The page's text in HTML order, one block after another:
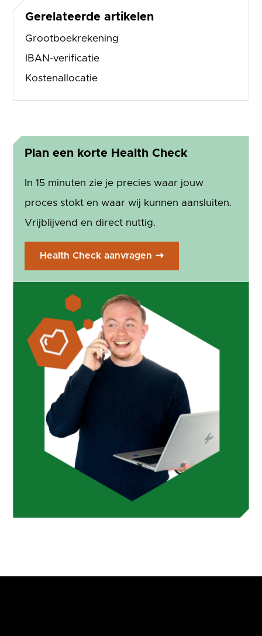
Gerelateerde artikelen
Grootboekrekening
IBAN-verificatie
Kostenallocatie
Plan een korte Health Check
In 15 minuten zie je precies waar jouw
proces stokt en waar wij kunnen aansluiten.
Vrijblijvend en direct nuttig.
Health Check aanvragen